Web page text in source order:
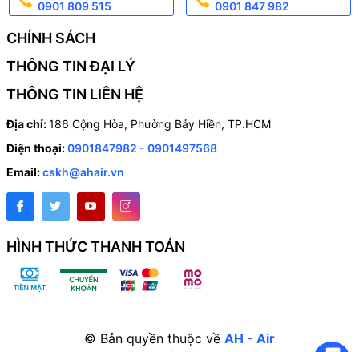
0901 809 515
0901 847 982
CHÍNH SÁCH
THÔNG TIN ĐẠI LÝ
THÔNG TIN LIÊN HỆ
Địa chỉ:186 Cộng Hòa, Phường Bảy Hiền, TP.HCM
Điện thoại:0901847982 - 0901497568
Email:cskh@ahair.vn
HÌNH THỨC THANH TOÁN
© Bản quyền thuộc về AH - Air